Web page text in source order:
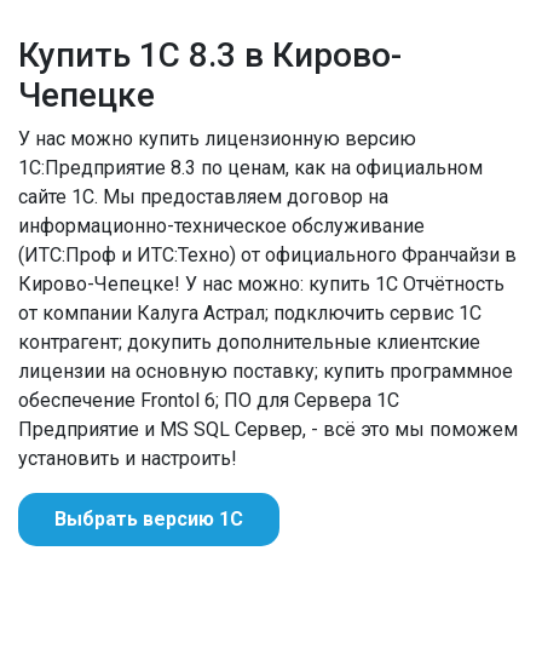
Купить 1С 8.3 в Кирово-
Чепецке
У нас можно купить лицензионную версию
1С:Предприятие 8.3 по ценам, как на официальном
сайте 1С. Мы предоставляем договор на
информационно-техническое обслуживание
(ИТС:Проф и ИТС:Техно) от официального Франчайзи в
Кирово-Чепецке! У нас можно: купить 1С Отчётность
от компании Калуга Астрал; подключить сервис 1С
контрагент; докупить дополнительные клиентские
лицензии на основную поставку; купить программное
обеспечение Frontol 6; ПО для Сервера 1С
Предприятие и MS SQL Сервер, - всё это мы поможем
установить и настроить!
Выбрать версию 1С